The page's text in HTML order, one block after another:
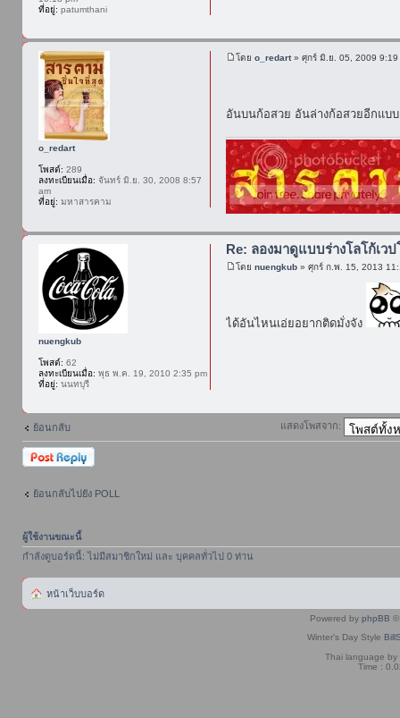
ที่อยู่: patumthani
โดยo_redart» ศุกร์ มิ.ย. 05, 2009 9:19
อันบนก้อสวย อันล่างก้อสวยอีกแบ
o_redart
โพสต์: 289
ลงทะเบียนเมื่อ: จันทร์ มิ.ย. 30, 2008 8:57
am
ที่อยู่: มหาสารคาม
Re: ลองมาดูแบบร่างโลโก้เว
โดยnuengkub » ศุกร์ ก.พ. 15, 2013
ได้อันไหนเอ่ยอยากติดมั่งจัง
nuengkub
โพสต์: 62
ลงทะเบียนเมื่อ: พุธ พ.ค. 19, 2010 2:35 pm
ที่อยู่: นนทบุรี
ย้อนกลับ แสดงโพสจาก:
ตอบกระทู้
ย้อนกลับไปยัง POLL
ผู้ใช้งานขณะนี้
กำลังดูบอร์ดนี้: ไม่มีสมาชิกใหม่ และ บุคคลทั่วไป 0 ท่าน
หน้าเว็บบอร์ด
Powered by phpBB ©
Winter's Day Style
Thai language by
Time :